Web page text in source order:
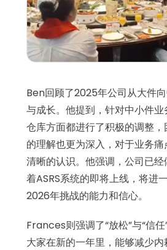
Ben回顾了2025年公司从大件
与成长。他提到，针对中小件
仓库方面都进行了积极的调整
的理解也更为深入，对于业务
清晰的认识。他强调，公司已
着ASRS系统的即将上线，将进
2026年挑战的能力和信心。
Frances则强调了“放松”与“信
大家在新的一年里，能够减少